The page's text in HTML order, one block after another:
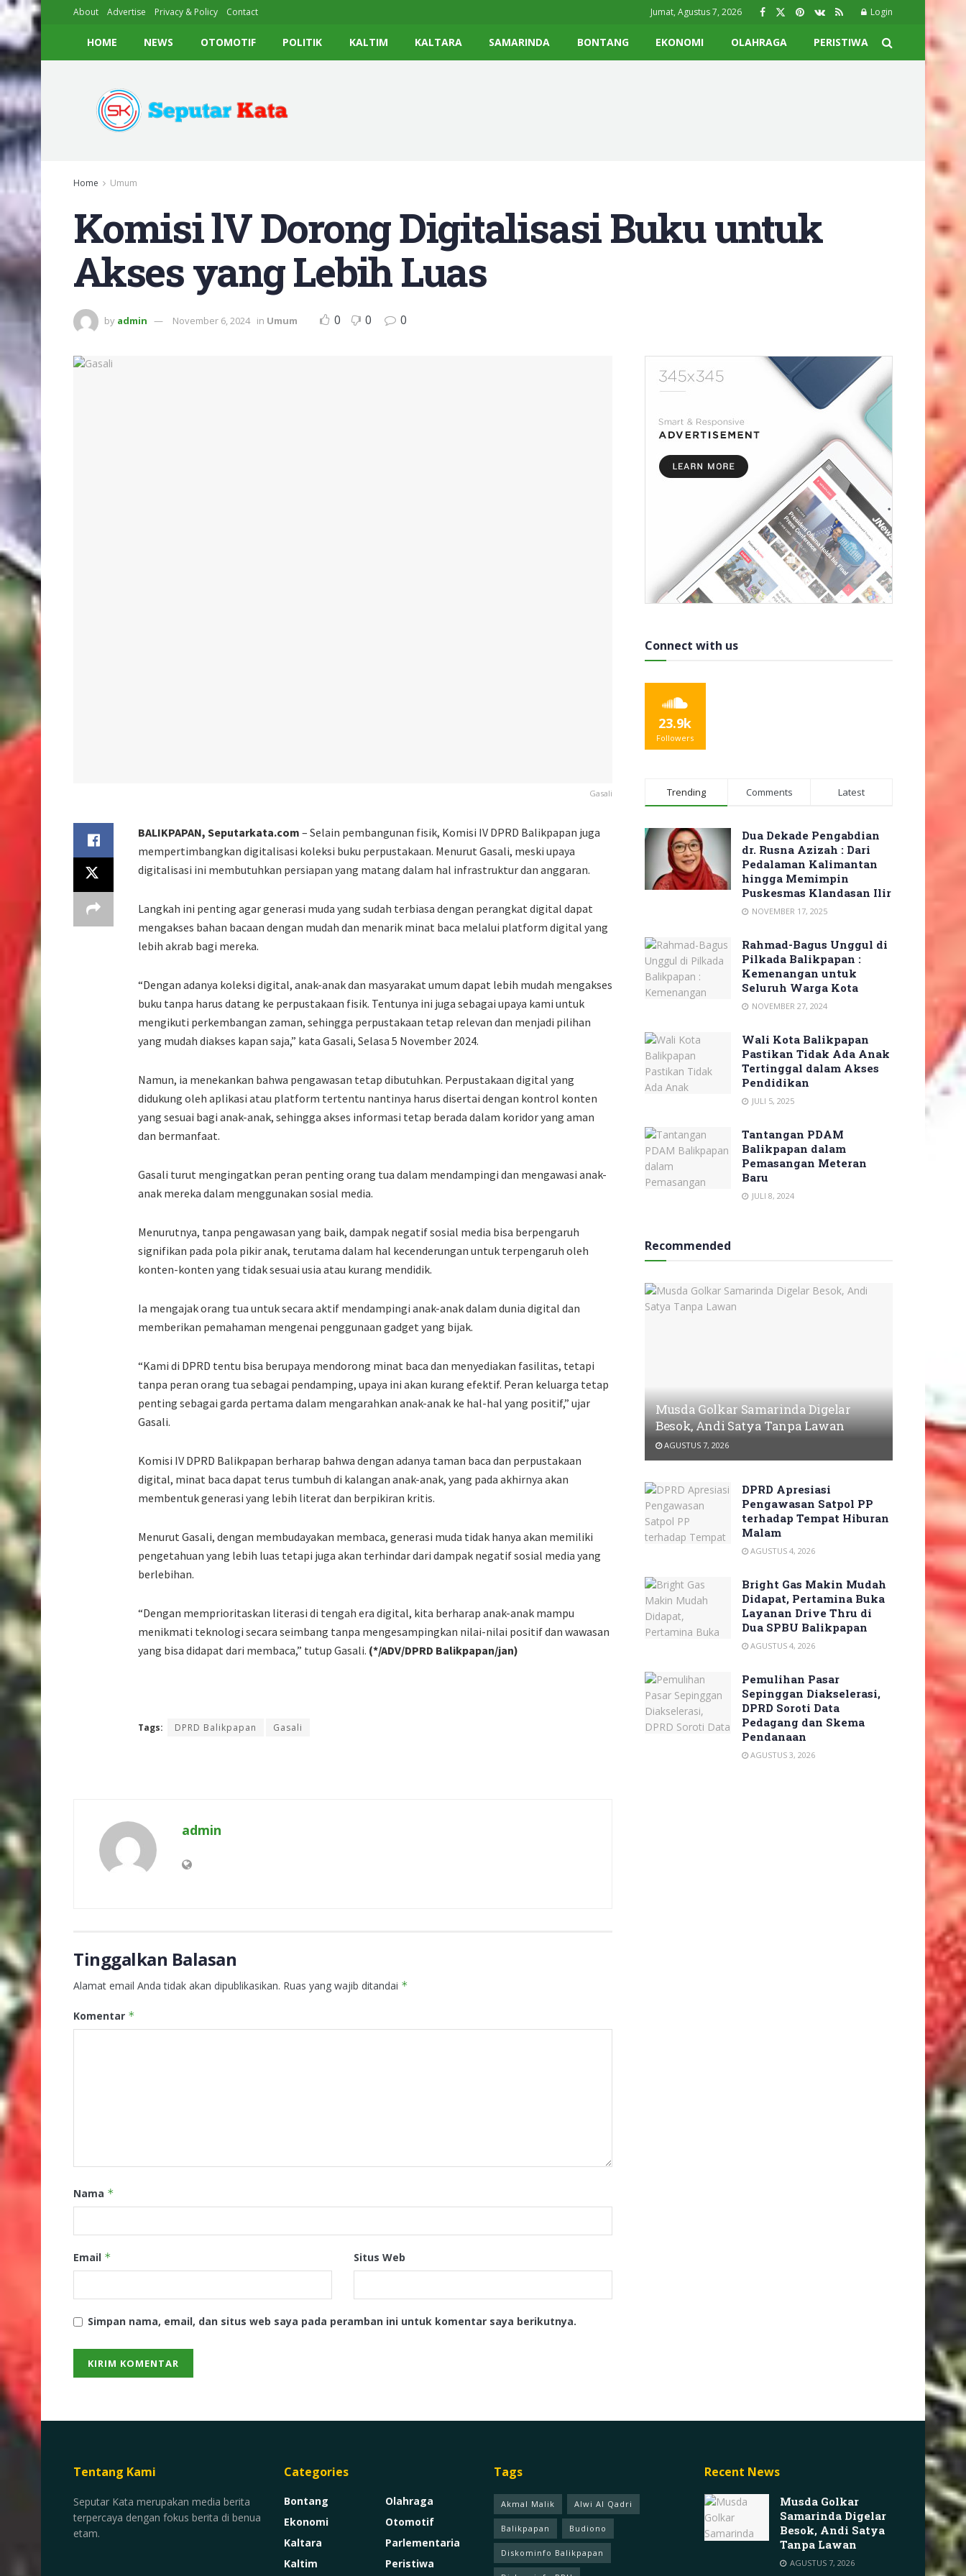
About Advertise Privacy & Policy Contact Jumat, Agustus 7, 2026 Login
HOME NEWS OTOMOTIF POLITIK KALTIM KALTARA SAMARINDA BONTANG EKONOMI OLAHRAGA PERISTIWA
Home Umum
Komisi lV Dorong Digitalisasi Buku untuk
Akses yang Lebih Luas
by admin November 6, 2024 in Umum 0 0 0
Gasali
BALIKPAPAN, Seputarkata.com – Selain pembangunan fisik, Komisi IV DPRD Balikpapan juga
mempertimbangkan digitalisasi koleksi buku perpustakaan. Menurut Gasali, meski upaya
digitalisasi ini membutuhkan persiapan yang matang dalam hal infrastruktur dan anggaran.
Langkah ini penting agar generasi muda yang sudah terbiasa dengan perangkat digital dapat
mengakses bahan bacaan dengan mudah dan menarik minat baca melalui platform digital yang
lebih akrab bagi mereka.
“Dengan adanya koleksi digital, anak-anak dan masyarakat umum dapat lebih mudah mengakses
buku tanpa harus datang ke perpustakaan fisik. Tentunya ini juga sebagai upaya kami untuk
mengikuti perkembangan zaman, sehingga perpustakaan tetap relevan dan menjadi pilihan
yang mudah diakses kapan saja,” kata Gasali, Selasa 5 November 2024.
Namun, ia menekankan bahwa pengawasan tetap dibutuhkan. Perpustakaan digital yang
didukung oleh aplikasi atau platform tertentu nantinya harus disertai dengan kontrol konten
yang sesuai bagi anak-anak, sehingga akses informasi tetap berada dalam koridor yang aman
dan bermanfaat.
Gasali turut mengingatkan peran penting orang tua dalam mendampingi dan mengawasi anak-
anak mereka dalam menggunakan sosial media.
Menurutnya, tanpa pengawasan yang baik, dampak negatif sosial media bisa berpengaruh
signifikan pada pola pikir anak, terutama dalam hal kecenderungan untuk terpengaruh oleh
konten-konten yang tidak sesuai usia atau kurang mendidik.
Ia mengajak orang tua untuk secara aktif mendampingi anak-anak dalam dunia digital dan
memberikan pemahaman mengenai penggunaan gadget yang bijak.
“Kami di DPRD tentu bisa berupaya mendorong minat baca dan menyediakan fasilitas, tetapi
tanpa peran orang tua sebagai pendamping, upaya ini akan kurang efektif. Peran keluarga tetap
penting sebagai garda pertama dalam mengarahkan anak-anak ke hal-hal yang positif,” ujar
Gasali.
Komisi IV DPRD Balikpapan berharap bahwa dengan adanya taman baca dan perpustakaan
digital, minat baca dapat terus tumbuh di kalangan anak-anak, yang pada akhirnya akan
membentuk generasi yang lebih literat dan berpikiran kritis.
Menurut Gasali, dengan membudayakan membaca, generasi muda tidak hanya akan memiliki
pengetahuan yang lebih luas tetapi juga akan terhindar dari dampak negatif sosial media yang
berlebihan.
“Dengan memprioritaskan literasi di tengah era digital, kita berharap anak-anak mampu
menikmati teknologi secara seimbang tanpa mengesampingkan nilai-nilai positif dan wawasan
yang bisa didapat dari membaca,” tutup Gasali. (*/ADV/DPRD Balikpapan/jan)
Tags: DPRD Balikpapan Gasali
admin
Tinggalkan Balasan
Alamat email Anda tidak akan dipublikasikan. Ruas yang wajib ditandai *
Komentar *
Nama *
Email * Situs Web
Simpan nama, email, dan situs web saya pada peramban ini untuk komentar saya berikutnya.
Connect with us
23.9k
Followers
Trending Comments Latest
Dua Dekade Pengabdian
dr. Rusna Azizah : Dari
Pedalaman Kalimantan
hingga Memimpin
Puskesmas Klandasan Ilir
NOVEMBER 17, 2025
Rahmad-Bagus Unggul di
Pilkada Balikpapan :
Kemenangan untuk
Seluruh Warga Kota
NOVEMBER 27, 2024
Wali Kota Balikpapan
Pastikan Tidak Ada Anak
Tertinggal dalam Akses
Pendidikan
JULI 5, 2025
Tantangan PDAM
Balikpapan dalam
Pemasangan Meteran
Baru
JULI 8, 2024
Recommended
Musda Golkar Samarinda Digelar
Besok, Andi Satya Tanpa Lawan
AGUSTUS 7, 2026
DPRD Apresiasi
Pengawasan Satpol PP
terhadap Tempat Hiburan
Malam
AGUSTUS 4, 2026
Bright Gas Makin Mudah
Didapat, Pertamina Buka
Layanan Drive Thru di
Dua SPBU Balikpapan
AGUSTUS 4, 2026
Pemulihan Pasar
Sepinggan Diakselerasi,
DPRD Soroti Data
Pedagang dan Skema
Pendanaan
AGUSTUS 3, 2026
Tentang Kami
Seputar Kata merupakan media berita
terpercaya dengan fokus berita di benua
etam.
Categories
Bontang
Ekonomi
Kaltara
Kaltim
Olahraga
Otomotif
Parlementaria
Peristiwa
Tags
Akmal Malik Alwi Al Qadri
Balikpapan Budiono
Diskominfo Balikpapan
Recent News
Musda Golkar
Samarinda Digelar
Besok, Andi Satya
Tanpa Lawan
AGUSTUS 7, 2026